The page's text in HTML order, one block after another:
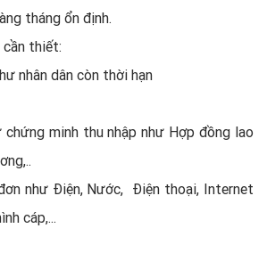
tháng ổn định.
thiết:
nhân dân còn thời hạn
minh thu nhập như Hợp đồng lao
như Điện, Nước, Điện thoại, Internet
cáp,...